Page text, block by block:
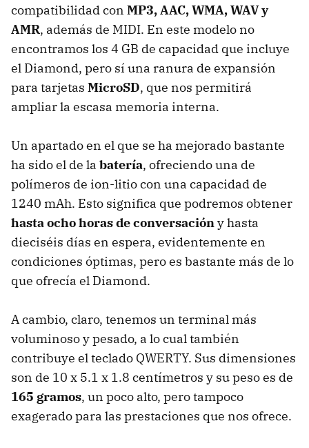
compatibilidad con MP3, AAC, WMA, WAV y
AMR, además de MIDI. En este modelo no
encontramos los 4 GB de capacidad que incluye
el Diamond, pero sí una ranura de expansión
para tarjetas MicroSD, que nos permitirá
ampliar la escasa memoria interna.
Un apartado en el que se ha mejorado bastante
ha sido el de la batería, ofreciendo una de
polímeros de ion-litio con una capacidad de
1240 mAh. Esto significa que podremos obtener
hasta ocho horas de conversacióny hasta
dieciséis días en espera, evidentemente en
condiciones óptimas, pero es bastante más de lo
que ofrecía el Diamond.
A cambio, claro, tenemos un terminal más
voluminoso y pesado, a lo cual también
contribuye el teclado QWERTY. Sus dimensiones
son de 10 x 5.1 x 1.8 centímetros y su peso es de
165 gramos, un poco alto, pero tampoco
exagerado para las prestaciones que nos ofrece.